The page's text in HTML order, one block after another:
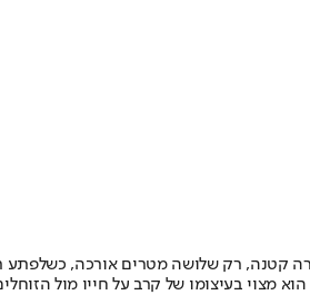
קטנה, רק שלושה מטרים אורכה, כשלפתע
מול כמה תנינים רעבים. הוא הבין שכעת הוא מצוי בעיצומו של